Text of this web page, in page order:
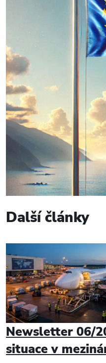
Další články
Newsletter 06/
situace v